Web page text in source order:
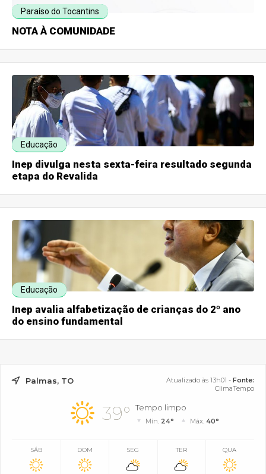
Paraíso do Tocantins
NOTA À COMUNIDADE
Educação
Inep divulga nesta sexta-feira resultado segunda
etapa do Revalida
Educação
Inep avalia alfabetização de crianças do 2º ano
do ensino fundamental
Palmas, TO Atualizado às 13h01 - Fonte:
ClimaTempo
39° Tempo limpo
Mín. 24° Máx.40°
SÁB DOM SEG TER QUA